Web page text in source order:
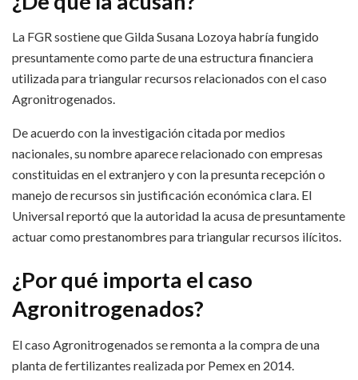
La FGR sostiene que Gilda Susana Lozoya habría fungido
presuntamente como parte de una estructura financiera
utilizada para triangular recursos relacionados con el caso
Agronitrogenados.
De acuerdo con la investigación citada por medios
nacionales, su nombre aparece relacionado con empresas
constituidas en el extranjero y con la presunta recepción o
manejo de recursos sin justificación económica clara. El
Universal reportó que la autoridad la acusa de presuntamente
actuar como prestanombres para triangular recursos ilícitos.
¿Por qué importa el caso
Agronitrogenados?
El caso Agronitrogenados se remonta a la compra de una
planta de fertilizantes realizada por Pemex en 2014.